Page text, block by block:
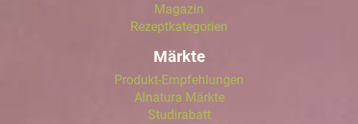
Magazin
Rezeptkategorien
Märkte
Produkt-Empfehlungen
Alnatura Märkte
Studirabatt